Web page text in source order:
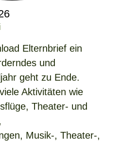
Elternbrief ein
und
geht zu Ende.
Aktivitäten wie
Theater- und
Musik-, Theater-,